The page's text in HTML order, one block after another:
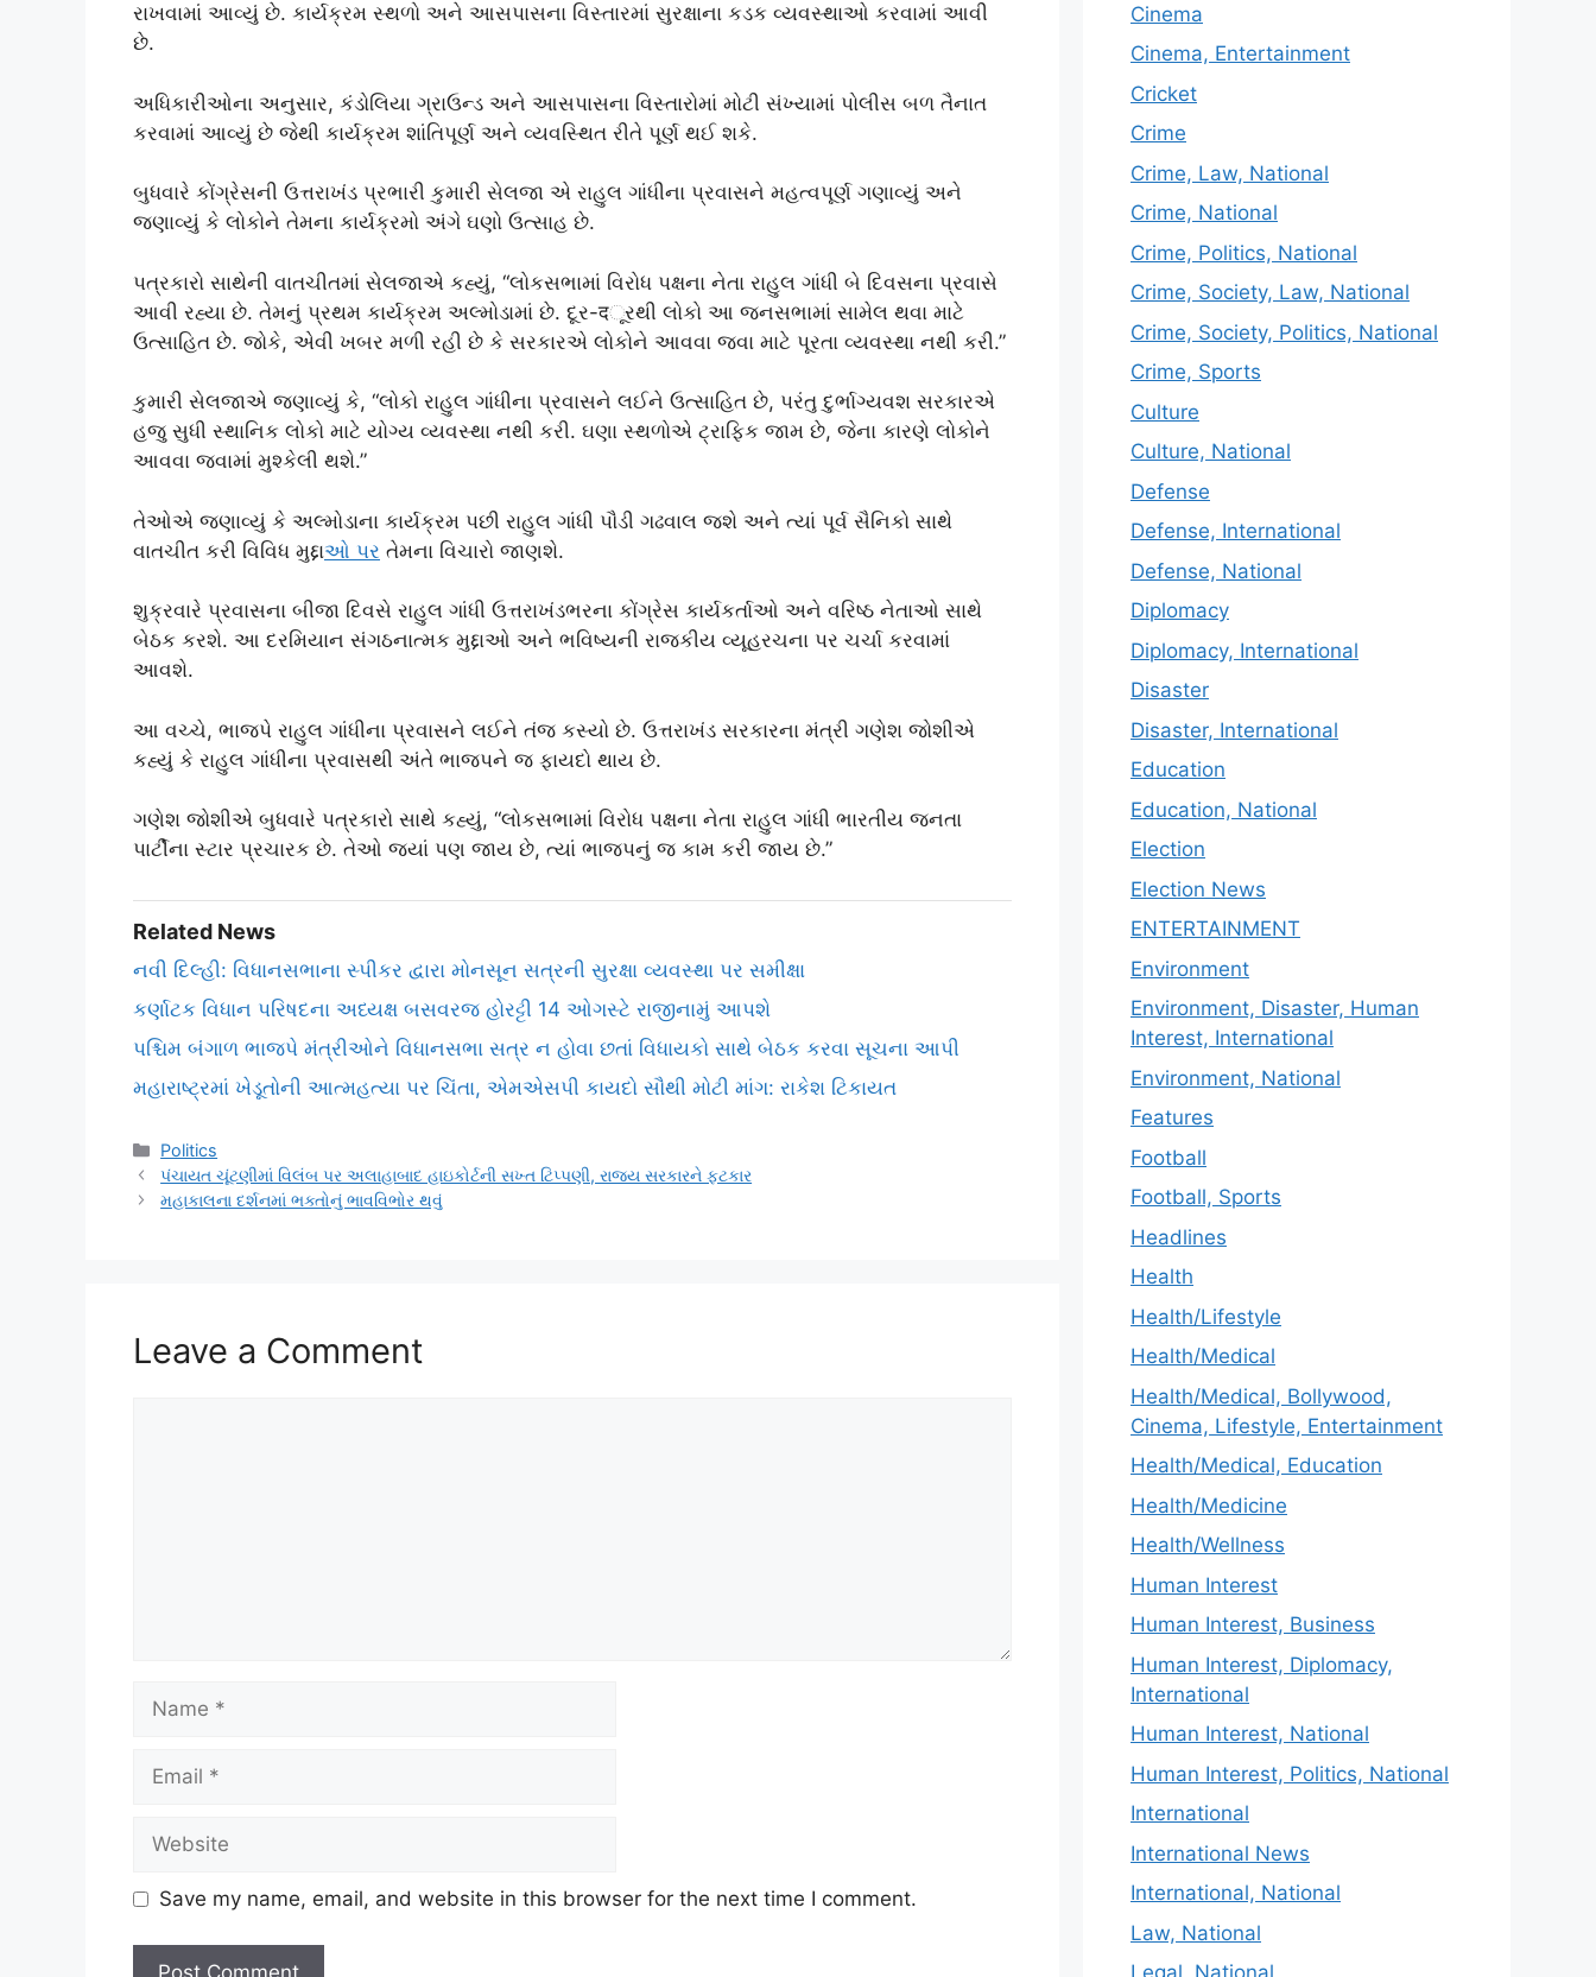
રાખવામાં આવ્યું છે. કાર્યક્રમ સ્થળો અને આસપાસના વિસ્તારમાં સુરક્ષાના કડક વ્યવસ્થાઓ કરવામાં આવી
છે.
અધિકારીઓના અનુસાર, કંડોલિયા ગ્રાઉન્ડ અને આસપાસના વિસ્તારોમાં મોટી સંખ્યામાં પોલીસ બળ તૈનાત
કરવામાં આવ્યું છે જેથી કાર્યક્રમ શાંતિપૂર્ણ અને વ્યવસ્થિત રીતે પૂર્ણ થઈ શકે.
બુધવારે કોંગ્રેસની ઉત્તરાખંડ પ્રભારી કુમારી સેલજા એ રાહુલ ગાંધીના પ્રવાસને મહત્વપૂર્ણ ગણાવ્યું અને
જણાવ્યું કે લોકોને તેમના કાર્યક્રમો અંગે ઘણો ઉત્સાહ છે.
પત્રકારો સાથેની વાતચીતમાં સેલજાએ કહ્યું, “લોકસભામાં વિરોધ પક્ષના નેતા રાહુલ ગાંધી બે દિવસના પ્રવાસે
આવી રહ્યા છે. તેમનું પ્રથમ કાર્યક્રમ અલ્મોડામાં છે. દૂર-दૂરથી લોકો આ જનસભામાં સામેલ થવા માટે
ઉત્સાહિત છે. જોકે, એવી ખબર મળી રહી છે કે સરકારએ લોકોને આવવા જવા માટે પૂરતા વ્યવસ્થા નથી કરી.”
કુમારી સેલજાએ જણાવ્યું કે, “લોકો રાહુલ ગાંધીના પ્રવાસને લઈને ઉત્સાહિત છે, પરંતુ દુર્ભાગ્યવશ સરકારએ
હજુ સુધી સ્થાનિક લોકો માટે યોગ્ય વ્યવસ્થા નથી કરી. ઘણા સ્થળોએ ટ્રાફિક જામ છે, જેના કારણે લોકોને
આવવા જવામાં મુશ્કેલી થશે.”
તેઓએ જણાવ્યું કે અલ્મોડાના કાર્યક્રમ પછી રાહુલ ગાંધી પૌડી ગઢવાલ જશે અને ત્યાં પૂર્વ સૈનિકો સાથે
વાતચીત કરી વિવિધ મુદ્દાઓ પર તેમના વિચારો જાણશે.
શુક્રવારે પ્રવાસના બીજા દિવસે રાહુલ ગાંધી ઉત્તરાખંડભરના કોંગ્રેસ કાર્યકર્તાઓ અને વરિષ્ઠ નેતાઓ સાથે
બેઠક કરશે. આ દરમિયાન સંગઠનાત્મક મુદ્દાઓ અને ભવિષ્યની રાજકીય વ્યૂહરચના પર ચર્ચા કરવામાં
આવશે.
આ વચ્ચે, ભાજપે રાહુલ ગાંધીના પ્રવાસને લઈને તંજ કસ્યો છે. ઉત્તરાખંડ સરકારના મંત્રી ગણેશ જોશીએ
કહ્યું કે રાહુલ ગાંધીના પ્રવાસથી અંતે ભાજપને જ ફાયદો થાય છે.
ગણેશ જોશીએ બુધવારે પત્રકારો સાથે કહ્યું, “લોકસભામાં વિરોધ પક્ષના નેતા રાહુલ ગાંધી ભારતીય જનતા
પાર્ટીના સ્ટાર પ્રચારક છે. તેઓ જ્યાં પણ જાય છે, ત્યાં ભાજપનું જ કામ કરી જાય છે.”
Related News
નવી દિલ્હી: વિધાનસભાના સ્પીકર દ્વારા મોનસૂન સત્રની સુરક્ષા વ્યવસ્થા પર સમીક્ષા
કર્ણાટક વિધાન પરિષદના અધ્યક્ષ બસવરજ હોરટ્ટી 14 ઓગસ્ટે રાજીનામું આપશે
પશ્ચિમ બંગાળ ભાજપે મંત્રીઓને વિધાનસભા સત્ર ન હોવા છતાં વિધાયકો સાથે બેઠક કરવા સૂચના આપી
મહારાષ્ટ્રમાં ખેડૂતોની આત્મહત્યા પર ચિંતા, એમએસપી કાયદો સૌથી મોટી માંગ: રાકેશ ટિકાયત
Categories
Politics
પંચાયત ચૂંટણીમાં વિલંબ પર અલાહાબાદ હાઇકોર્ટની સખ્ત ટિપ્પણી, રાજ્ય સરકારને ફટકાર
મહાકાલના દર્શનમાં ભક્તોનું ભાવવિભોર થવું
Leave a Comment
Name
Email
Website
Save my name, email, and website in this browser for the next time I comment.
Cinema
Cinema, Entertainment
Cricket
Crime
Crime, Law, National
Crime, National
Crime, Politics, National
Crime, Society, Law, National
Crime, Society, Politics, National
Crime, Sports
Culture
Culture, National
Defense
Defense, International
Defense, National
Diplomacy
Diplomacy, International
Disaster
Disaster, International
Education
Education, National
Election
Election News
ENTERTAINMENT
Environment
Environment, Disaster, Human
Interest, International
Environment, National
Features
Football
Football, Sports
Headlines
Health
Health/Lifestyle
Health/Medical
Health/Medical, Bollywood,
Cinema, Lifestyle, Entertainment
Health/Medical, Education
Health/Medicine
Health/Wellness
Human Interest
Human Interest, Business
Human Interest, Diplomacy,
International
Human Interest, National
Human Interest, Politics, National
International
International News
International, National
Law, National
Legal, National